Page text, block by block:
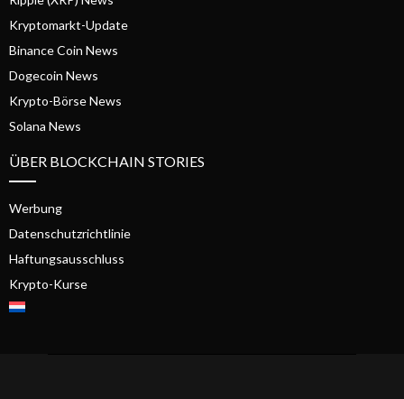
Kryptomarkt-Update
Binance Coin News
Dogecoin News
Krypto-Börse News
Solana News
ÜBER BLOCKCHAIN STORIES
Werbung
Datenschutzrichtlinie
Haftungsausschluss
Krypto-Kurse